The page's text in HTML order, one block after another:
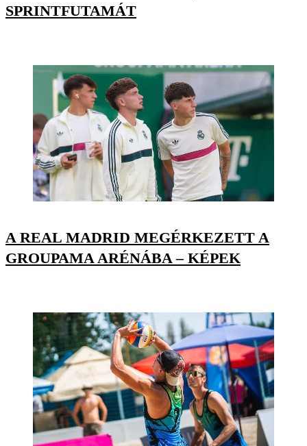
SPRINTFUTAMÁT
A REAL MADRID MEGÉRKEZETT A
GROUPAMA ARÉNÁBA – KÉPEK